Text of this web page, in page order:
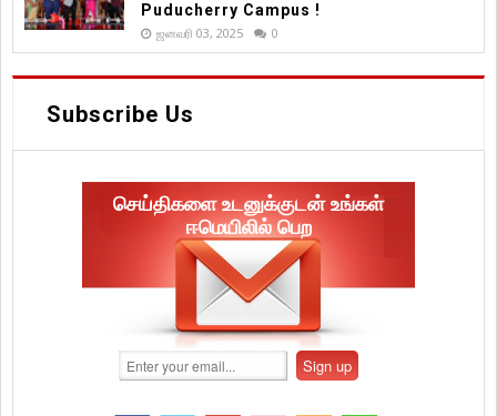
Puducherry Campus !
ஜனவரி 03, 2025 0
Subscribe Us
செய்திகளை உடனுக்குடன் உங்கள்
ஈமெயிலில் பெற